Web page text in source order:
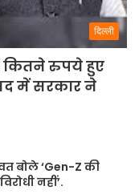
दिल्ली
कितने रुपये हुए
में सरकार ने
बोले ‘Gen-Z की
नहीं’.